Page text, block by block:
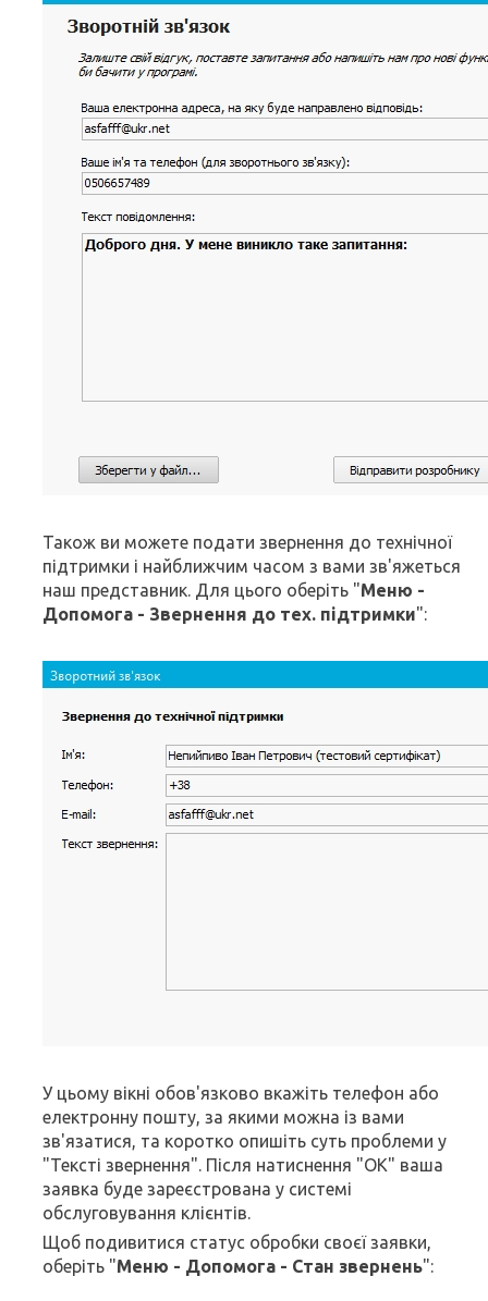
Також ви можете подати звернення до технічної
підтримки і найближчим часом з вами зв'яжеться
наш представник. Для цього оберіть "Меню -
Допомога - Звернення до тех. підтримки":
У цьому вікні обов'язково вкажіть телефон або
електронну пошту, за якими можна із вами
зв'язатися, та коротко опишіть суть проблеми у
"Тексті звернення". Після натиснення "ОК" ваша
заявка буде зареєстрована у системі
обслуговування клієнтів.
Щоб подивитися статус обробки своєї заявки,
оберіть "Меню - Допомога - Стан звернень":